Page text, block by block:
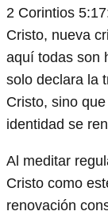
2 Corintios
Cristo, nueva
aquí todas son
solo declara la
Cristo, sino
identidad se
Al meditar
Cristo como
renovación